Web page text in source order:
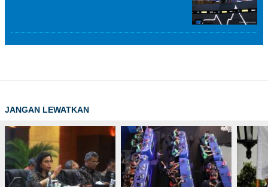
JANGAN LEWATKAN